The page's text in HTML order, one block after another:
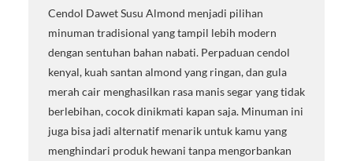
Cendol Dawet Susu Almond menjadi pilihan
minuman tradisional yang tampil lebih modern
dengan sentuhan bahan nabati. Perpaduan cendol
kenyal, kuah santan almond yang ringan, dan gula
merah cair menghasilkan rasa manis segar yang tidak
berlebihan, cocok dinikmati kapan saja. Minuman ini
juga bisa jadi alternatif menarik untuk kamu yang
menghindari produk hewani tanpa mengorbankan